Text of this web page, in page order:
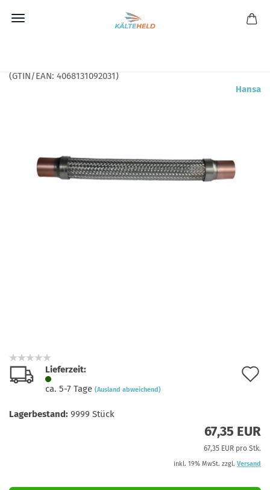
(GTIN/EAN: 4068131092031)
Hansa
Lieferzeit:
ca. 5-7 Tage (Ausland abweichend)
Lagerbestand: 9999 Stück
67,35 EUR
67,35 EUR pro Stk.
inkl. 19% MwSt. zzgl. Versand